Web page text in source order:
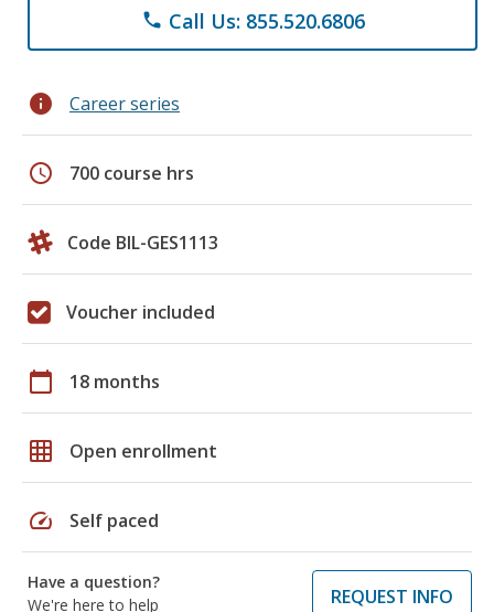
phone Call Us: 855.520.6806
info Career series
schedule 700 course hrs
Code BIL-GES1113
Voucher included
calendar_today 18 months
grid_on Open enrollment
speed Self paced
Have a question?
We're here to help
REQUEST INFO